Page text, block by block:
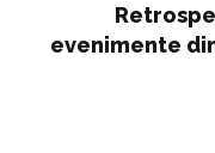
evenimente